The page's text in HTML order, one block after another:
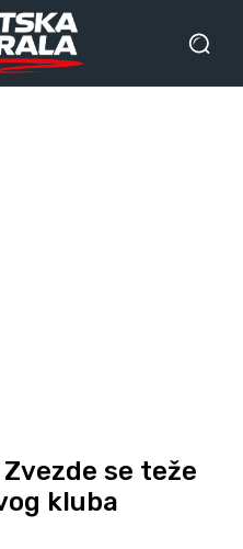
se teže
kluba